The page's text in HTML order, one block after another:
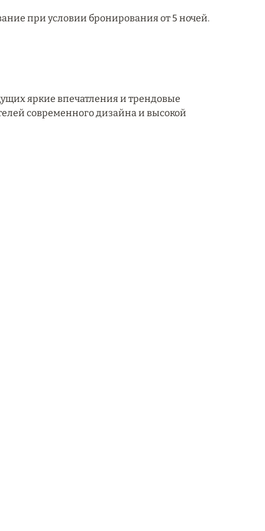
при условии бронирования от 5 ночей.
яркие впечатления и трендовые
современного дизайна и высокой